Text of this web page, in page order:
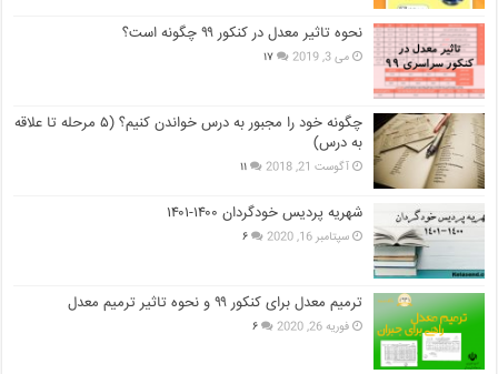
نحوه تاثیر معدل در کنکور ۹۹ چگونه است؟
می 3, 2019 ۱۷
چگونه خود را مجبور به درس خواندن کنیم؟ (۵ مرحله تا علاقه
به درس)
آگوست 21, 2018 ۱۱
شهریه پردیس خودگردان ۱۴۰۰-۱۴۰۱
سپتامبر 16, 2020 ۶
ترمیم معدل برای کنکور ۹۹ و نحوه تاثیر ترمیم معدل
فوریه 26, 2020 ۶